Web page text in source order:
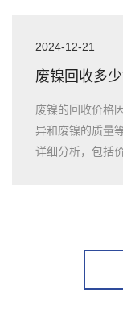
2024-12-21
废镍回收多
废镍的回收价格
异和废镍的质量
详细分析，包括